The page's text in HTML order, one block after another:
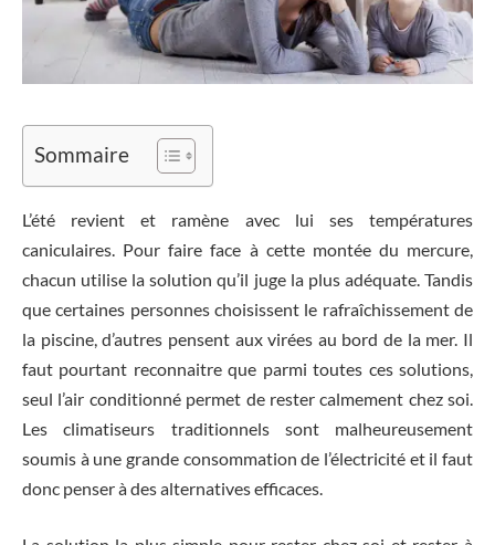
Sommaire
L’été revient et ramène avec lui ses températures
caniculaires. Pour faire face à cette montée du mercure,
chacun utilise la solution qu’il juge la plus adéquate. Tandis
que certaines personnes choisissent le rafraîchissement de
la piscine, d’autres pensent aux virées au bord de la mer. Il
faut pourtant reconnaitre que parmi toutes ces solutions,
seul l’air conditionné permet de rester calmement chez soi.
Les climatiseurs traditionnels sont malheureusement
soumis à une grande consommation de l’électricité et il faut
donc penser à des alternatives efficaces.